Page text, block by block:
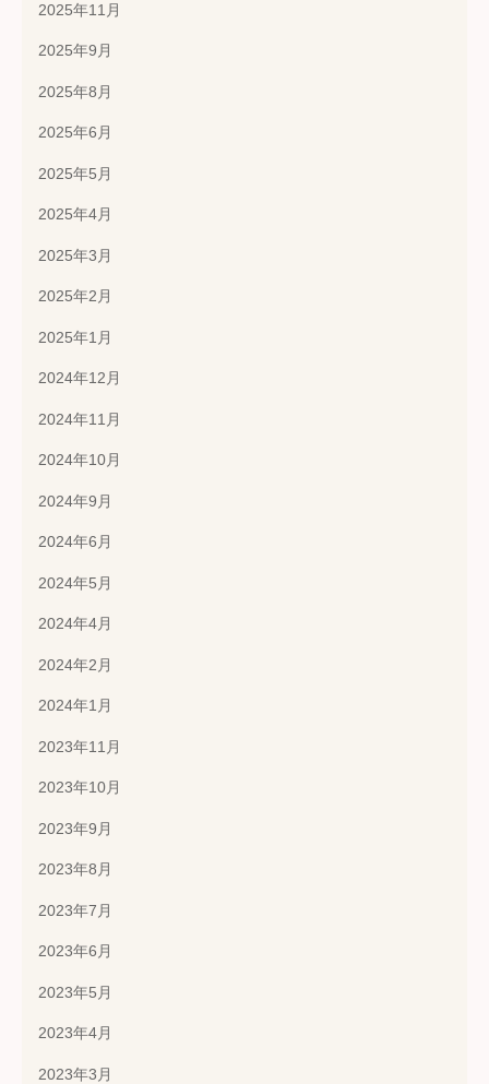
2025年11月
2025年9月
2025年8月
2025年6月
2025年5月
2025年4月
2025年3月
2025年2月
2025年1月
2024年12月
2024年11月
2024年10月
2024年9月
2024年6月
2024年5月
2024年4月
2024年2月
2024年1月
2023年11月
2023年10月
2023年9月
2023年8月
2023年7月
2023年6月
2023年5月
2023年4月
2023年3月